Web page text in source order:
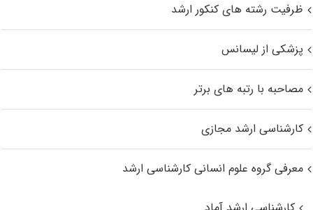
ظرفیت رشته های کنکور ارشد
پزشکی از لیسانس
مصاحبه با رتبه های برتر
کارشناسی ارشد مجازی
معرفی گروه علوم انسانی کارشناسی ارشد